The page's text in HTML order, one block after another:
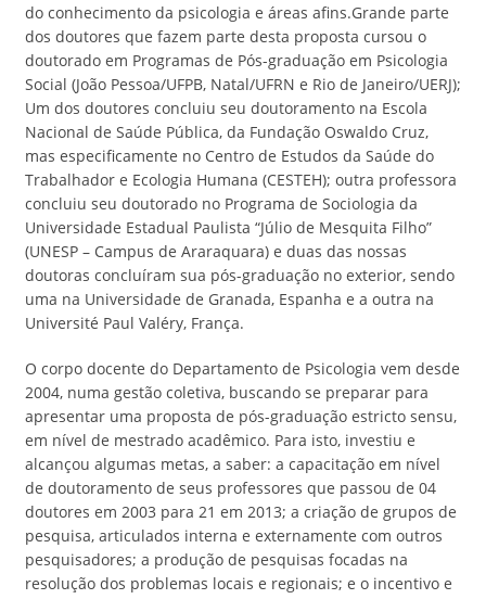
do conhecimento da psicologia e áreas afins.Grande parte
dos doutores que fazem parte desta proposta cursou o
doutorado em Programas de Pós-graduação em Psicologia
Social (João Pessoa/UFPB, Natal/UFRN e Rio de Janeiro/UERJ);
Um dos doutores concluiu seu doutoramento na Escola
Nacional de Saúde Pública, da Fundação Oswaldo Cruz,
mas especificamente no Centro de Estudos da Saúde do
Trabalhador e Ecologia Humana (CESTEH); outra professora
concluiu seu doutorado no Programa de Sociologia da
Universidade Estadual Paulista “Júlio de Mesquita Filho”
(UNESP – Campus de Araraquara) e duas das nossas
doutoras concluíram sua pós-graduação no exterior, sendo
uma na Universidade de Granada, Espanha e a outra na
Université Paul Valéry, França.
O corpo docente do Departamento de Psicologia vem desde
2004, numa gestão coletiva, buscando se preparar para
apresentar uma proposta de pós-graduação estricto sensu,
em nível de mestrado acadêmico. Para isto, investiu e
alcançou algumas metas, a saber: a capacitação em nível
de doutoramento de seus professores que passou de 04
doutores em 2003 para 21 em 2013; a criação de grupos de
pesquisa, articulados interna e externamente com outros
pesquisadores; a produção de pesquisas focadas na
resolução dos problemas locais e regionais; e o incentivo e